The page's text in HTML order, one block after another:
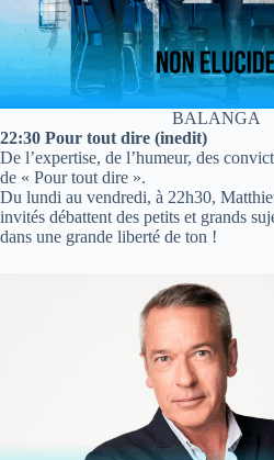
BALANGA
22:30 Pour tout dire (inedit)
De l’expertise, de l’humeur, des
de « Pour tout dire ».
Du lundi au vendredi, à 22h30,
invités débattent des petits et grands
dans une grande liberté de ton !